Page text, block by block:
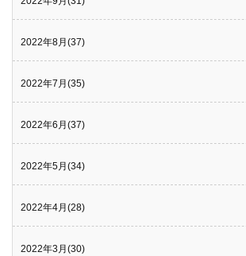
2022年8月(37)
2022年7月(35)
2022年6月(37)
2022年5月(34)
2022年4月(28)
2022年3月(30)